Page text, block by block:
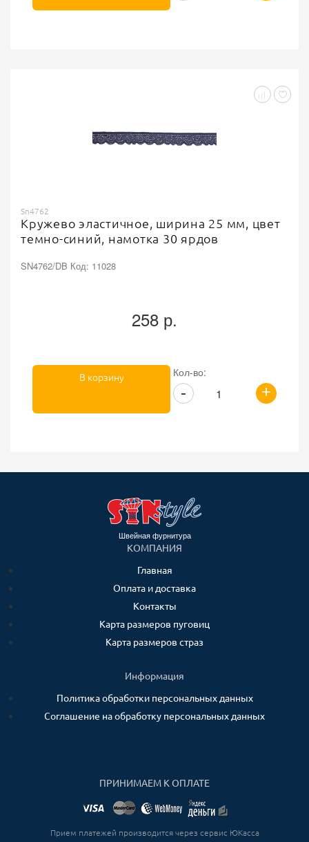
Sn4762
Кружево эластичное, ширина 25 мм, цвет
темно-синий, намотка 30 ярдов
SN4762/DB Код: 11028
258 р.
Кол-во:
+
-
В корзину
Швейная фурнитура
КОМПАНИЯ
Главная
Оплата и доставка
Контакты
Карта размеров пуговиц
Карта размеров страз
Информация
Политика обработки персональных данных
Соглашение на обработку персональных данных
ПРИНИМАЕМ К ОПЛАТЕ
Прием платежей производится через сервис ЮКасса